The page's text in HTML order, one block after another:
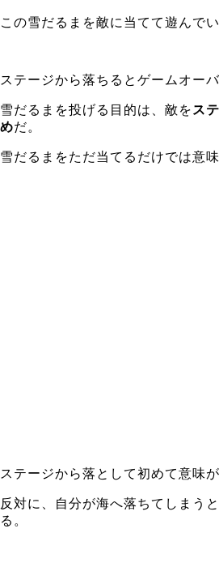
この雪だるまを敵に当てて遊んで
ステージから落ちるとゲームオー
雪だるまを投げる目的は、敵を ス
めだ。
雪だるまをただ当てるだけでは意味
ステージから落として初めて意味が
反対に、自分が海へ落ちてしまうと
る。